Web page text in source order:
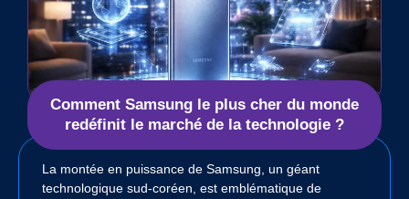
Comment Samsung le plus cher du monde
redéfinit le marché de la technologie ?
La montée en puissance de Samsung, un géant
technologique sud-coréen, est emblématique de